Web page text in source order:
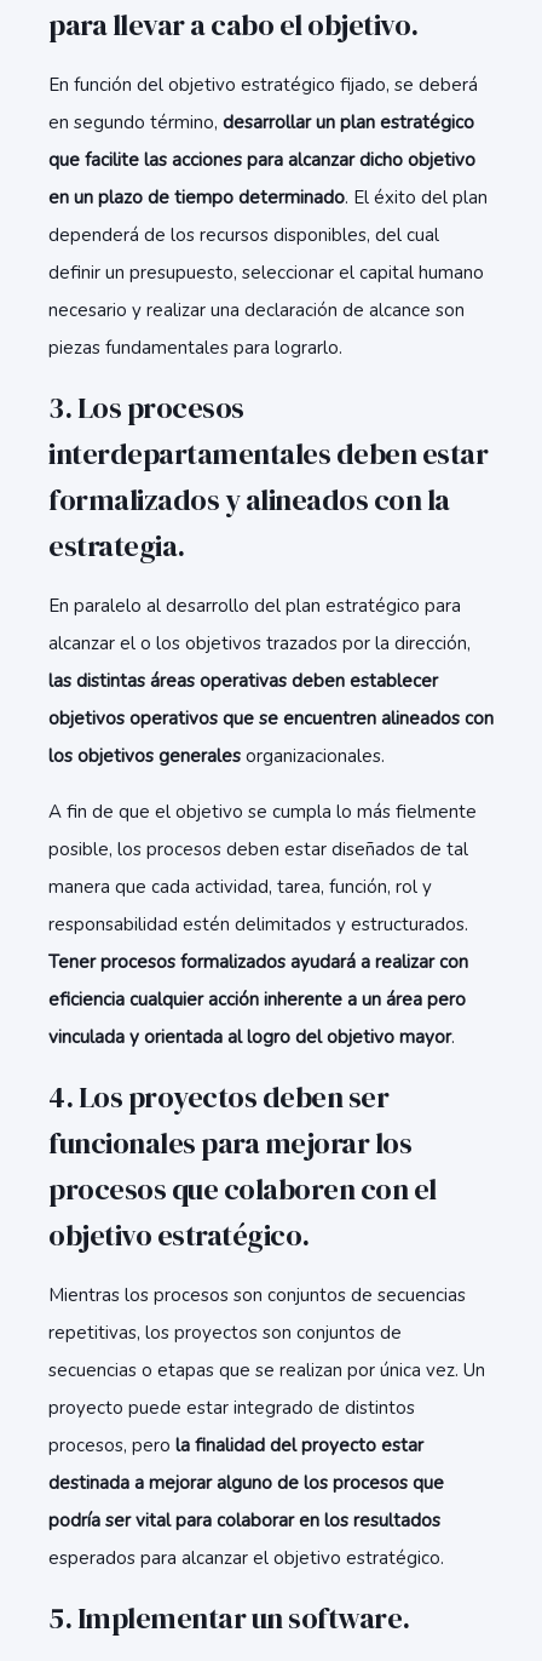
para llevar a cabo el objetivo.
En función del objetivo estratégico fijado, se deberá
en segundo término, desarrollar un plan estratégico
que facilite las acciones para alcanzar dicho objetivo
en un plazo de tiempo determinado. El éxito del plan
dependerá de los recursos disponibles, del cual
definir un presupuesto, seleccionar el capital humano
necesario y realizar una declaración de alcance son
piezas fundamentales para lograrlo.
3. Los procesos
interdepartamentales deben estar
formalizados y alineados con la
estrategia.
En paralelo al desarrollo del plan estratégico para
alcanzar el o los objetivos trazados por la dirección,
las distintas áreas operativas deben establecer
objetivos operativos que se encuentren alineados con
los objetivos generales organizacionales.
A fin de que el objetivo se cumpla lo más fielmente
posible, los procesos deben estar diseñados de tal
manera que cada actividad, tarea, función, rol y
responsabilidad estén delimitados y estructurados.
Tener procesos formalizados ayudará a realizar con
eficiencia cualquier acción inherente a un área pero
vinculada y orientada al logro del objetivo mayor.
4. Los proyectos deben ser
funcionales para mejorar los
procesos que colaboren con el
objetivo estratégico.
Mientras los procesos son conjuntos de secuencias
repetitivas, los proyectos son conjuntos de
secuencias o etapas que se realizan por única vez. Un
proyecto puede estar integrado de distintos
procesos, pero la finalidad del proyecto estar
destinada a mejorar alguno de los procesos que
podría ser vital para colaborar en los resultados
esperados para alcanzar el objetivo estratégico.
5. Implementar un software.